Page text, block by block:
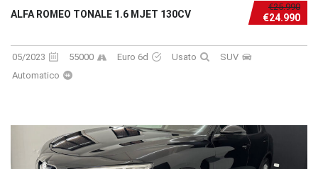
€25.990
€24.990
ALFA ROMEO TONALE 1.6 MJET 130CV
05/2023 55000 Euro 6d Usato
SUV
Automatico